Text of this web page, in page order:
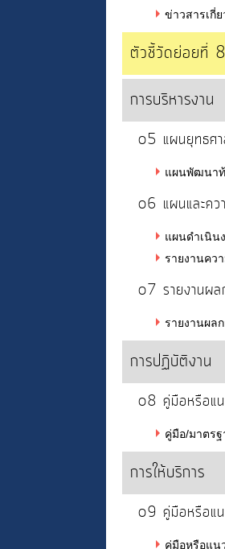
ข่าวสารเกี่
ตัวชี้วัดย่อยที่
การบริหารงาน
o5 แผนยุทธศ
แผนพัฒนา
o6 แผนและคว
แผนดำเนิน
รายงานคว
o7 รายงานผ
รายงานผล
การปฏิบัติงาน
o8 คู่มือหรือแน
คู่มือ/มาตร
การให้บริการ
o9 คู่มือหรือแน
คู่มือหรือแน